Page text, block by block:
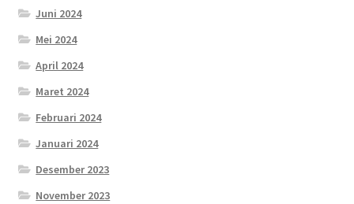
Juni 2024
Mei 2024
April 2024
Maret 2024
Februari 2024
Januari 2024
Desember 2023
November 2023